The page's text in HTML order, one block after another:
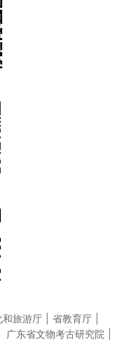
和旅游厅
省教育厅
广东省文物考古研究院